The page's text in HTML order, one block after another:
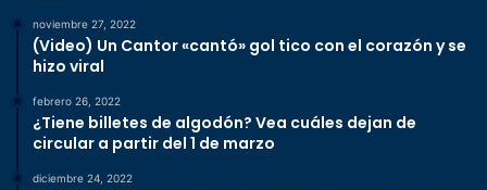
noviembre 27, 2022
(Video) Un Cantor «cantó» gol tico con el corazón y se
hizo viral
febrero 26, 2022
¿Tiene billetes de algodón? Vea cuáles dejan de
circular a partir del 1 de marzo
diciembre 24, 2022